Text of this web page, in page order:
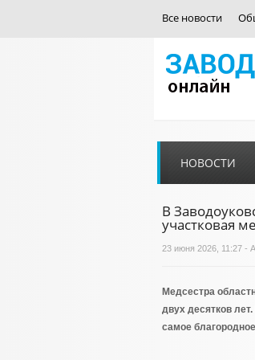
Все новости
НОВОСТИ
В
участковая
23 июня 2026, 11:27 -
Медсестра
двух десятков
самое